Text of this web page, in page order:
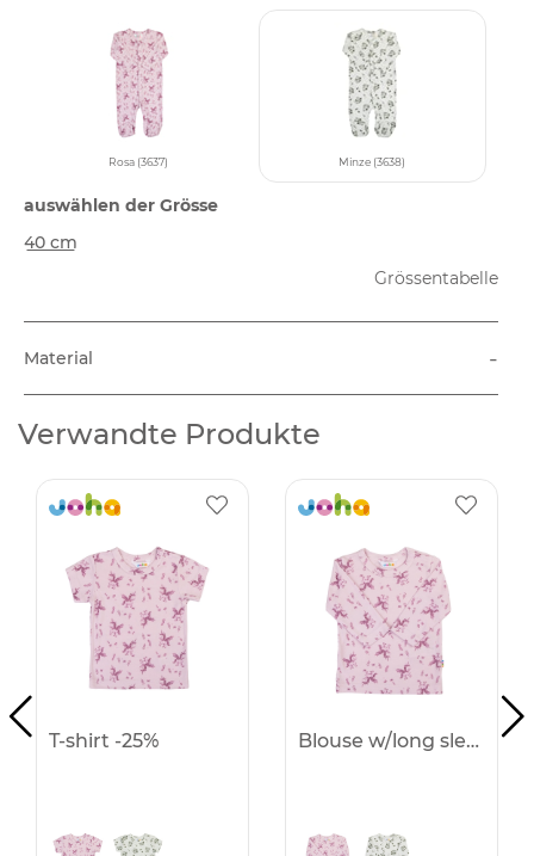
Rosa (3637) Minze (3638)
auswählen der Grösse
40 cm
Grössentabelle
Material -
Verwandte Produkte
T-shirt -25% Blouse w/long sleeves -25%